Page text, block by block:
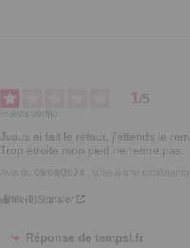
1/5
Avis vérifié
Jvous ai fait le retour, j'attends le
Trop étroite mon pied ne rentre pas.
09/08/2024
Utile(0)Signaler
Réponse detempsl.fr